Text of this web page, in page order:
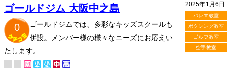
2025年1月6日
バレエ教室
ボクシング教室
ゴルフ教室
空手教室
ゴールドジム 大阪中之島
0
ゴールドジムでは、多彩なキッズスクールも
併設。メンバー様の様々なニーズにお応えい
たします。